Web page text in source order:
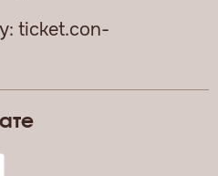
ticket.con-